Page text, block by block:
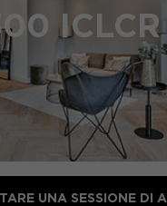
UNA SESSIONE DI